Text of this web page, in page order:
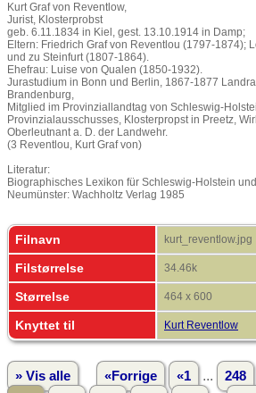
Kurt Graf von Reventlow,
Jurist, Klosterprobst
geb. 6.11.1834 in Kiel, gest. 13.10.1914 in Damp;
Eltern: Friedrich Graf von Reventlou (1797-1874);
und zu Steinfurt (1807-1864).
Ehefrau: Luise von Qualen (1850-1932).
Jurastudium in Bonn und Berlin, 1867-1877
Brandenburg,
Mitglied im Provinziallandtag von Schleswig-
Provinzialausschusses, Klosterpropst in Preetz,
Oberleutnant a. D. der Landwehr.
(3 Reventlou, Kurt Graf von)
Literatur:
Biographisches Lexikon für Schleswig-Holstein
Neumünster: Wachholtz Verlag 1985
Filnavn kurt_reventlow.jpg
Filstørrelse 34.46k
Størrelse 464 x 600
Knyttet til Kurt Reventlow
» Vis alle «Forrige «1 ... 248